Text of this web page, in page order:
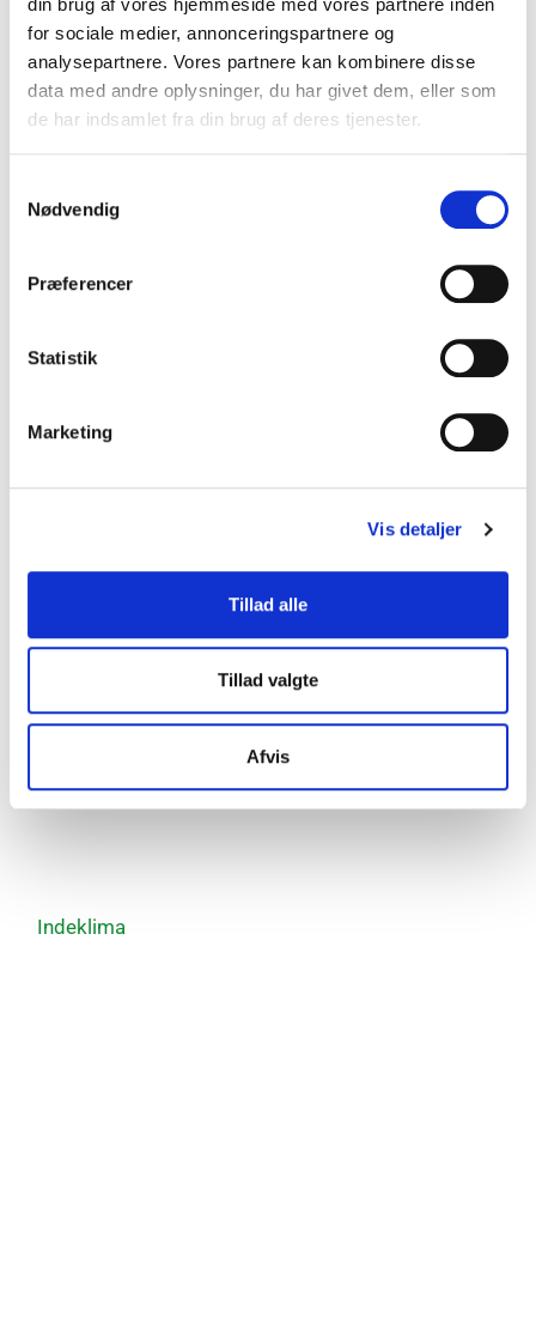
din brug af vores hjemmeside med vores partnere inden
for sociale medier, annonceringspartnere og
analysepartnere. Vores partnere kan kombinere disse
data med andre oplysninger, du har givet dem, eller som
de har indsamlet fra din brug af deres tjenester.
Nødvendig
Præferencer
Statistik
Marketing
Vis detaljer
Tillad alle
Tillad valgte
Afvis
Indeklima